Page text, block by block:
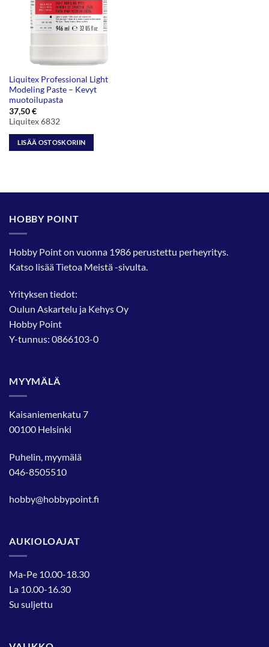
Liquitex Professional Light
Modeling Paste – Kevyt
muotoilupasta
37,50€
Liquitex 6832
LISÄÄ OSTOSKORIIN
HOBBY POINT
Hobby Point on vuonna 1986 perustettu perheyritys.
Katso lisääTietoa Meistä-sivulta.
Yrityksen tiedot:
Oulun Askartelu ja Kehys Oy
Hobby Point
Y-tunnus: 0866103-0
MYYMÄLÄ
Kaisaniemenkatu 7
00100 Helsinki
Puhelin, myymälä
046-8505510
hobby@hobbypoint.fi
AUKIOLOAJAT
Ma-Pe 10.00-18.30
La 10.00-16.30
Su suljettu